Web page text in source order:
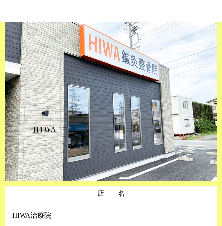
店 名
HIWA治療院